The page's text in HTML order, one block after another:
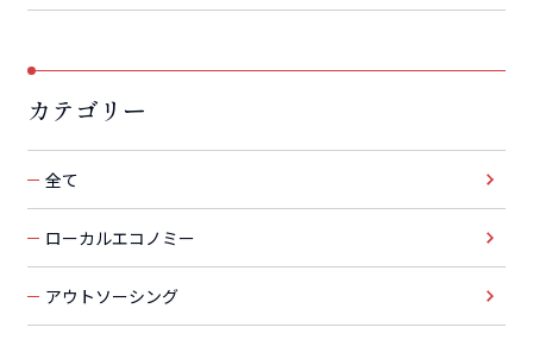
カテゴリー
全て
ローカルエコノミー
アウトソーシング